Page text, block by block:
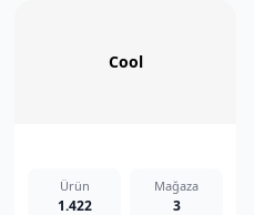
Cool
Ürün
1.422
Mağaza
3